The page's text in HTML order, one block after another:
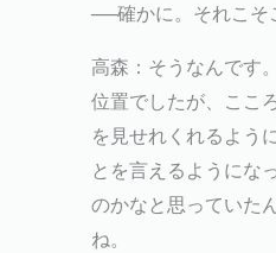
──確かに。それこそ
高森：そうなんです
位置でしたが、ここ
を見せれくれるよう
とを言えるようにな
のかなと思っていた
ね。